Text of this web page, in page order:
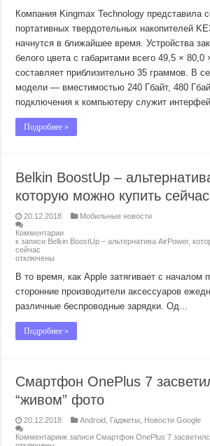
Компания Kingmax Technology представила
портативных твердотельных накопителей
начнутся в ближайшее время. Устройства
белого цвета с габаритами всего 49,5 ×
составляет приблизительно 35 граммов. В
модели — вместимостью 240 Гбайт, 480
подключения к компьютеру служит
Подробнее »
Belkin BoostUp –
которую можно купить сейчас
20.12.2018
Мобильные новости
Комментарии
к записи Belkin BoostUp – альтернатива AirPower,
сейчас
отключены
В то время, как Apple затягивает с началом
сторонние производители аксессуаров
различные беспроводные зарядки. Од...
Подробнее »
Смартфон OnePlus 7
“живом” фото
20.12.2018 Android Гаджеты
Новости Google
Комментариик записи Смартфон OnePlus 7